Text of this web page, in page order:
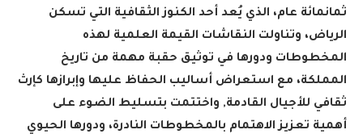
ثمانمائة عام، الذي يُعد أحد الكنوز الثقافية التي تسكن
الرياض، وتناولت النقاشات القيمة العلمية لهذه
المخطوطات ودورها في توثيق حقبة مهمة من تاريخ
المملكة، مع استعراض أساليب الحفاظ عليها وإبرازها كإرث
ثقافي للأجيال القادمة, واختتمت بتسليط الضوء على
أهمية تعزيز الاهتمام بالمخطوطات النادرة، ودورها الحيوي